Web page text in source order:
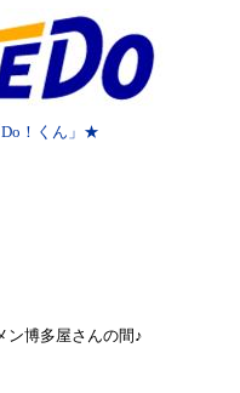
Do！くん」★
ン博多屋さんの間♪